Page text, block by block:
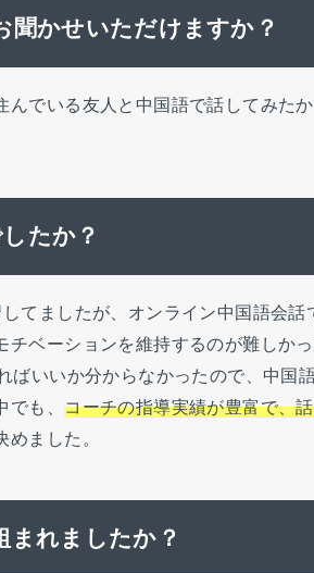
聞かせいただけますか？
でいる友人と中国語で話してみた
たか？
てましたが、オンライン中国語会話
ベーションを維持するのが難しか
いいか分からなかったので、中国
でも、コーチの指導実績が豊富で、
めました。
まれましたか？